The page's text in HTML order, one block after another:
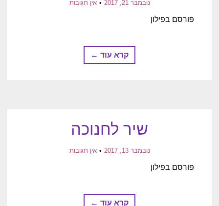
נובמבר 21, 2017 אין תגובות
פורסם בפילון
קרא עוד ←
שיר לחנוכה
נובמבר 13, 2017 אין תגובות
פורסם בפילון
קרא עוד ←